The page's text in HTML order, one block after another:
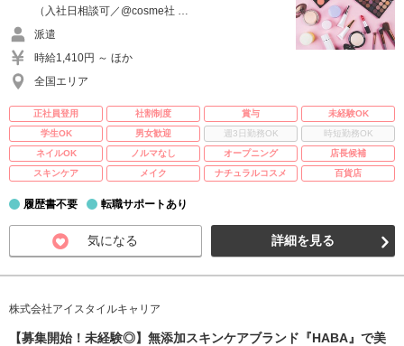
（入社日相談可／@cosme社 …
派遣
時給1,410円 ～ ほか
全国エリア
正社員登用 社割制度 賞与
未経験OK
学生OK
男女歓迎 週3日勤務OK
時短勤務OK
ネイルOK
ノルマなし オープニング
店長候補
スキンケア
メイク ナチュラルコスメ 百貨店
履歴書不要 転職サポートあり
気になる 詳細を見る
株式会社アイスタイルキャリア
【募集開始！未経験◎】無添加スキンケアブランド『HABA』で美